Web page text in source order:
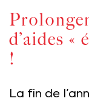
d’aides «
!
La fin de